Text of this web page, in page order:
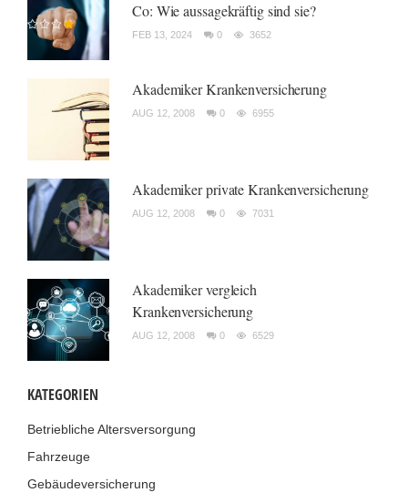
Co: Wie aussagekräftig sind sie?
FEB 13, 2024 0 3652
Akademiker Krankenversicherung
AUG 12, 2008 0 6955
Akademiker private Krankenversicherung
AUG 12, 2008 0 7031
Akademiker vergleich
Krankenversicherung
AUG 12, 2008 0 6529
KATEGORIEN
Betriebliche Altersversorgung
Fahrzeuge
Gebäudeversicherung